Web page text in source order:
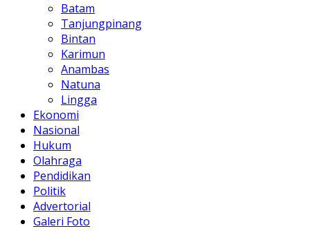
Batam
Tanjungpinang
Bintan
Karimun
Anambas
Natuna
Lingga
Ekonomi
Nasional
Hukum
Olahraga
Pendidikan
Politik
Advertorial
Galeri Foto